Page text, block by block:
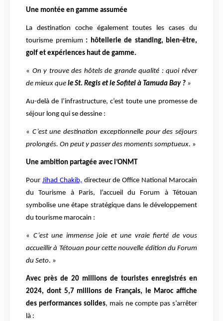
Une montée en gamme assumée
La destination coche également toutes les cases du
tourisme premium : hôtellerie de standing, bien-être,
golf et expériences haut de gamme.
« On y trouve des hôtels de grande qualité : quoi rêver
de mieux que le St. Regis et le Sofitel à Tamuda Bay ? »
Au-delà de l’infrastructure, c’est toute une promesse de
séjour long qui se dessine :
« C’est une destination exceptionnelle pour des séjours
prolongés. On peut y passer des moments somptueux. »
Une ambition partagée avec l’ONMT
Pour Jihad Chakib, directeur de Office National Marocain
du Tourisme à Paris, l’accueil du Forum à Tétouan
symbolise une étape stratégique dans le développement
du tourisme marocain :
« C’est une immense joie et une vraie fierté de vous
accueillir à Tétouan pour cette nouvelle édition du Forum
du Seto. »
Avec près de 20 millions de touristes enregistrés en
2024, dont 5,7 millions de Français, le Maroc affiche
des performances solides, mais ne compte pas s’arrêter
là :